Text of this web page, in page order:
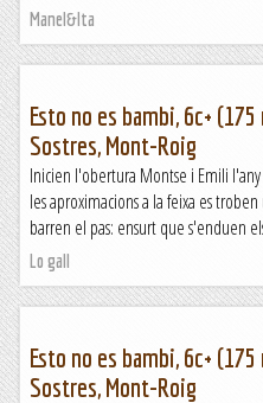
Manel&Ita
Esto no es bambi, 6c+
Sostres, Mont-Roig
Inicien l'obertura Montse i Emili
les aproximacions a la feixa es
barren el pas: ensurt que s'enduen
Lo gall
Esto no es bambi, 6c+
Sostres, Mont-Roig